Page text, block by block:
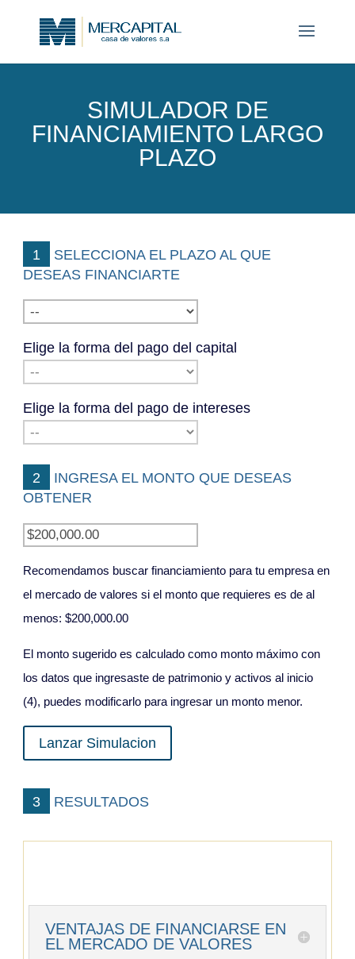
SIMULADOR DE
FINANCIAMIENTO LARGO
PLAZO
1 SELECCIONA EL PLAZO AL QUE
DESEAS FINANCIARTE
Elige la forma del pago del capital
Elige la forma del pago de intereses
2 INGRESA EL MONTO QUE DESEAS
OBTENER
Recomendamos buscar financiamiento para tu empresa en
el mercado de valores si el monto que requieres es de al
menos: $200,000.00
El monto sugerido es calculado como monto máximo con
los datos que ingresaste de patrimonio y activos al inicio
(4), puedes modificarlo para ingresar un monto menor.
3 RESULTADOS
VENTAJAS DE FINANCIARSE EN
EL MERCADO DE VALORES